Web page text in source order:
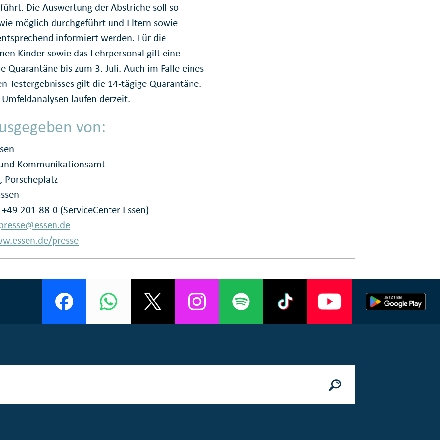
Die Auswertung der Abstriche soll so
möglich durchgeführt und Eltern sowie
informiert werden. Für die
Kinder sowie das Lehrpersonal gilt eine
Quarantäne bis zum 3. Juli. Auch im Falle eines
Testergebnisses gilt die 14-tägige Quarantäne.
laufen derzeit.
von:
Kommunikationsamt
Porscheplatz
201 88-0 (ServiceCenter Essen)
presse